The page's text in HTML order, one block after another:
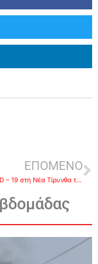
ΕΠΟΜΕΝΟ
Τεστ COVID – 19 στη Νέα Τίρυνθα την Πέμπτη από την ΚΟΜΥ Αργολίδας